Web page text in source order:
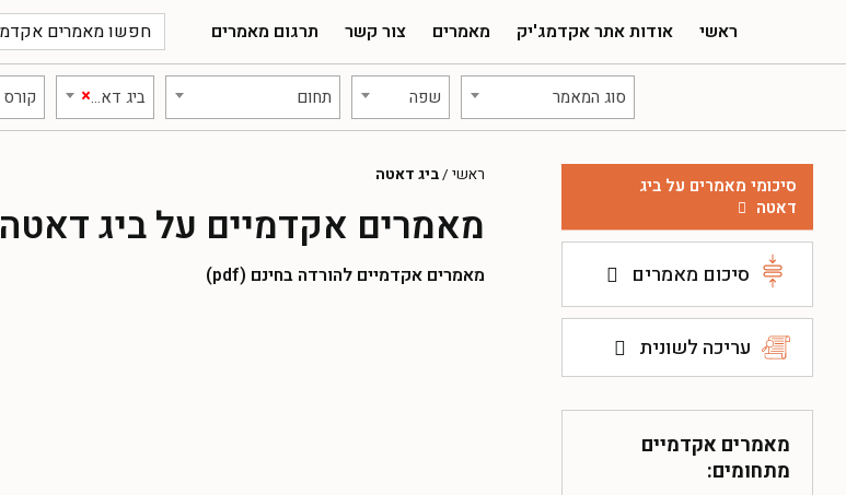
ראשי אודות אתר אקדמג'יק מאמרים צור קשר תרגום מאמרים
סוג המאמר שפה תחום ×ביג דאטה קורס
סיכומי מאמרים על ביג
דאטה
סיכום מאמרים
עריכה לשונית
מאמרים אקדמיים
מתחומים:
ראשי /ביג דאטה
מאמרים אקדמיים על ביג דאטה
מאמרים אקדמיים להורדה בחינם (pdf)